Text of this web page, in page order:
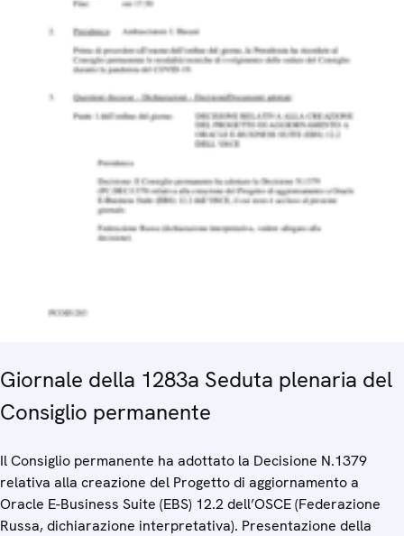
Giornale della 1283a Seduta plenaria del
Consiglio permanente
Il Consiglio permanente ha adottato la Decisione N.1379
relativa alla creazione del Progetto di aggiornamento a
Oracle E-Business Suite (EBS) 12.2 dell’OSCE (Federazione
Russa, dichiarazione interpretativa). Presentazione della